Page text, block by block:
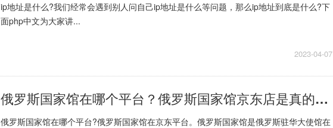
ip地址是什么?我们经常会遇到别人问自己ip地址是什么等问题，那么ip地址到底是什么?下
面php中文为大家讲...
2023-04-07
俄罗斯国家馆在哪个平台？俄罗斯国家馆京东店是真的吗？
俄罗斯国家馆在哪个平台?俄罗斯国家馆在京东平台。俄罗斯国家馆是俄罗斯驻华大使馆在